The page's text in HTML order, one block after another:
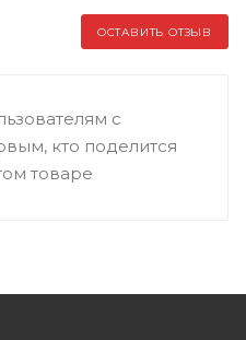
ОСТАВИТЬ ОТЗЫВ
с
кто поделится
товаре